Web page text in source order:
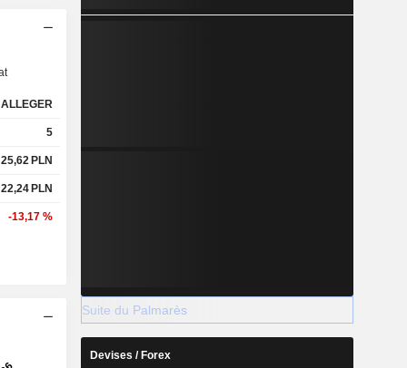
ALLEGER
5
25,62 PLN
22,24PLN
-13,17 %
Suite du Palmarès
Devises / Forex